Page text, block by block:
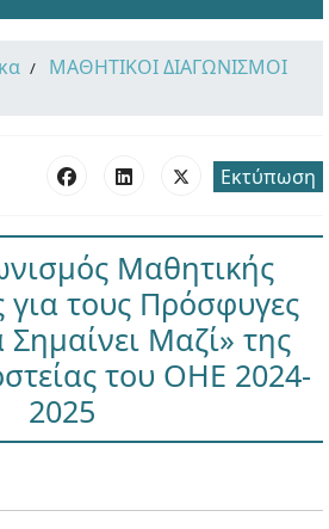
ΜΑΘΗΤΙΚΟΙ ΔΙΑΓΩΝΙΣΜΟΙ
Εκτύπωση
Μαθητικής
για τους Πρόσφυγες
Σημαίνει Μαζί» της
του ΟΗΕ 2024-
2025